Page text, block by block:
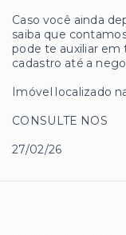
Caso você ainda
saiba que
pode te auxiliar em
cadastro até a
Imóvel localizado
CONSULTE NOS
27/02/26